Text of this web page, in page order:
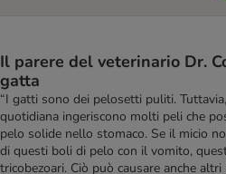
Il parere del veterinario Dr.
gatta
“I gatti sono dei pelosetti puliti.
quotidiana ingeriscono molti peli che
pelo solide nello stomaco. Se il micio
di questi boli di pelo con il vomito,
tricobezoari. Ciò può causare anche